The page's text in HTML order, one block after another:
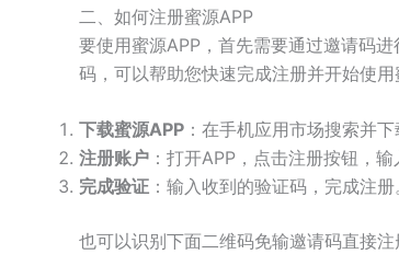
二、如何注册蜜源APP
要使用蜜源APP，首先需要通过邀请码
码，可以帮助您快速完成注册并开始使用
下载蜜源APP ：在手机应用市场搜索并下
注册账户 ：打开APP，点击注册按钮，
完成验证 ：输入收到的验证码，完成注册
也可以识别下面二维码免输邀请码直接注